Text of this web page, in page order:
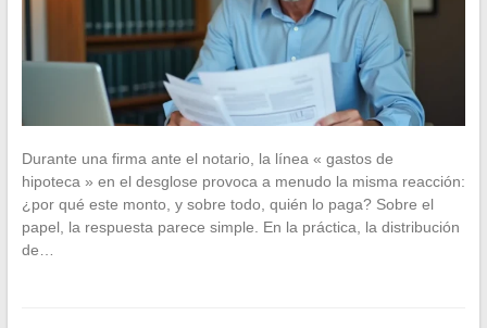
Durante una firma ante el notario, la línea « gastos de
hipoteca » en el desglose provoca a menudo la misma reacción:
¿por qué este monto, y sobre todo, quién lo paga? Sobre el
papel, la respuesta parece simple. En la práctica, la distribución
de…